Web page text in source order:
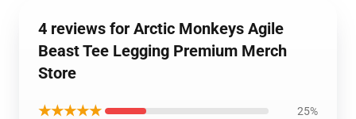
4 reviews for Arctic Monkeys Agile
Beast Tee Legging Premium Merch
Store
★★★★★ 25%